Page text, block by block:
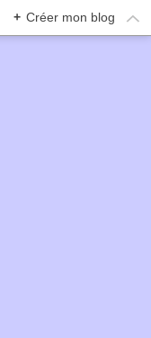
+ Créer mon blog